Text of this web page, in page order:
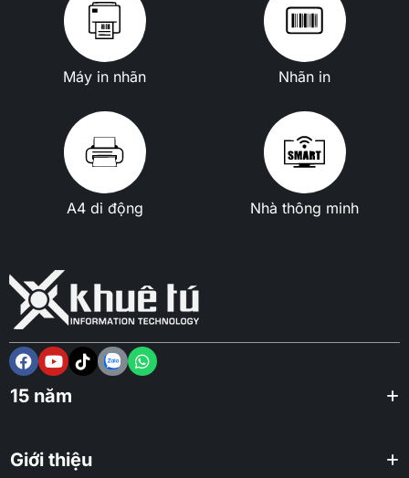
Máy in nhãn Nhãn in
A4 di động Nhà thông minh
15 năm
Giới thiệu